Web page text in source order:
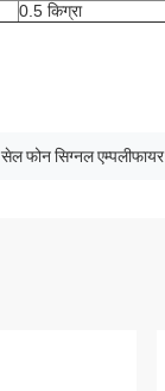
0.5 किग्रा
सेल फोन सिग्नल एम्पलीफायर